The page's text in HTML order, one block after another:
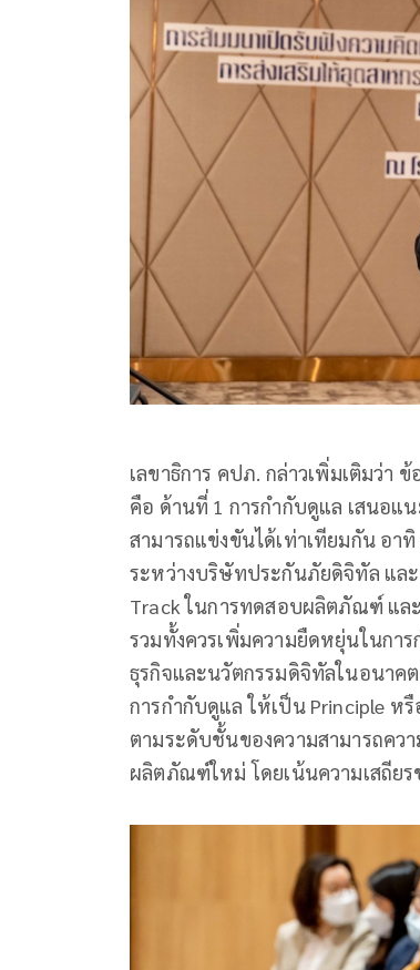
เลขาธิการ คปภ. กล่าวเพิ่มเติมว่า
คือ ด้านที่ 1 การกำกับดูแล เสนอ
สามารถแข่งขันได้เท่าเทียมกัน อา
ระหว่างบริษัทประกันภัยดิจิทัล แล
Track ในการทดสอบผลิตภัณฑ์ แล
รวมทั้งควรเพิ่มความยืดหยุ่นในกา
ธุรกิจและนวัตกรรมดิจิทัลในอนาค
การกำกับดูแล ให้เป็น Principle ห
ตามระดับชั้นของความสามารถคว
ผลิตภัณฑ์ใหม่ โดยเน้นความเสถีย